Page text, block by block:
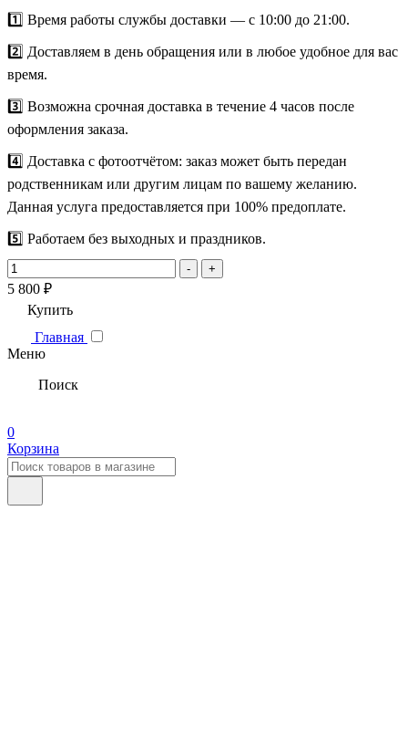
1️⃣ Время работы службы доставки — с 10:00 до 21:00.
2️⃣ Доставляем в день обращения или в любое удобное для вас
время.
3️⃣ Возможна срочная доставка в течение 4 часов после
оформления заказа.
4️⃣ Доставка с фотоотчётом: заказ может быть передан
родственникам или другим лицам по вашему желанию.
Данная услуга предоставляется при 100% предоплате.
5️⃣ Работаем без выходных и праздников.
- +
5 800 ₽
Купить
Главная
Меню
Поиск
0
Корзина